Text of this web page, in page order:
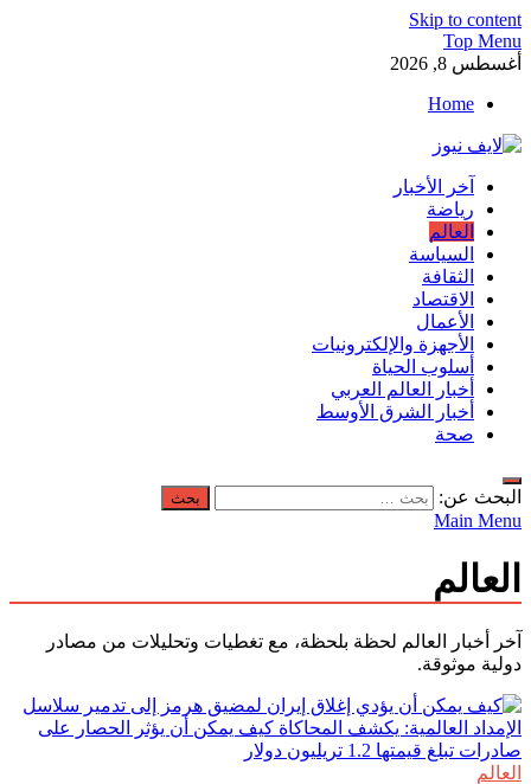
Skip to content
Top Menu
أغسطس 8, 2026
Home
لايف نيوز
آخر الأخبار العاجلة لحظة بلحظة من العالم العربي والعالم
آخر الأخبار
رياضة
العالم
السياسة
الثقافة
الاقتصاد
الأعمال
الأجهزة والإلكترونيات
أسلوب الحياة
أخبار العالم العربي
أخبار الشرق الأوسط
صحة
البحث عن:
Main Menu
العالم
آخر أخبار العالم لحظة بلحظة، مع تغطيات وتحليلات من مصادر
دولية موثوقة.
العالم